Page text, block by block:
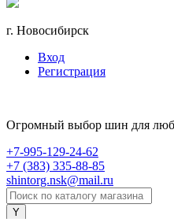
г. Новосибирск
Вход
Регистрация
Огромный выбор шин для
+7-995-129-24-62
+7 (383) 335-88-85
shintorg.nsk@mail.ru